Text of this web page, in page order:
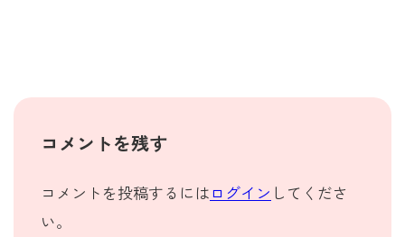
コメントを残す
コメントを投稿するには ログイン してくださ
い。